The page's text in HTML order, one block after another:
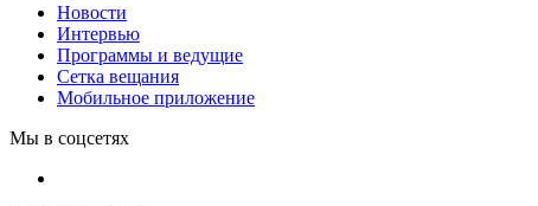
Новости
Интервью
Программы и ведущие
Сетка вещания
Мобильное приложение
Мы в соцсетях